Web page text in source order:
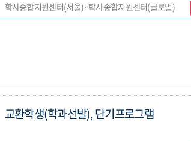
학사종합지원센터(서울) ∙ 학사종합지원센터(글로벌)
교환학생(학과선발), 단기프로그램